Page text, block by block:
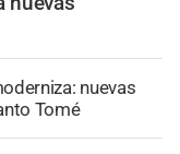
nuevas
Tomé